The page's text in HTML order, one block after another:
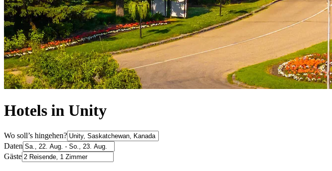
Hotels in Unity
Wo soll’s hingehen?
Daten
Gäste